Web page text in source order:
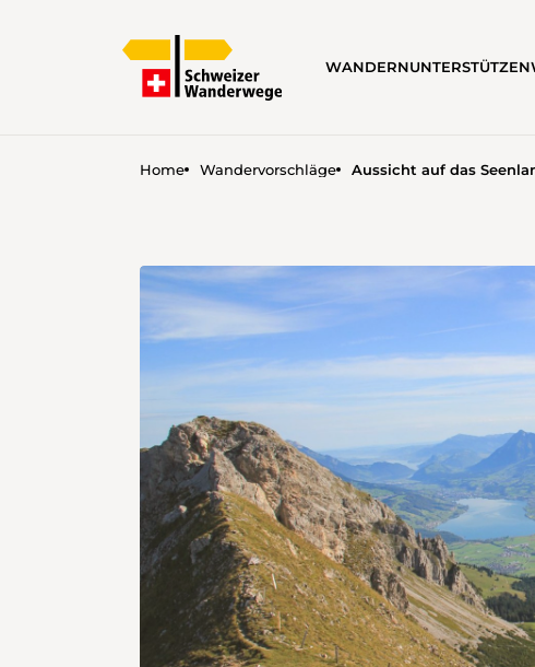
WANDERNUNTERSTÜTZEN
Home Wandervorschläge Aussicht auf das